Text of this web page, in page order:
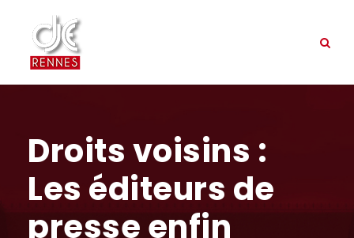
Droits voisins :
Les éditeurs de
presse enfin